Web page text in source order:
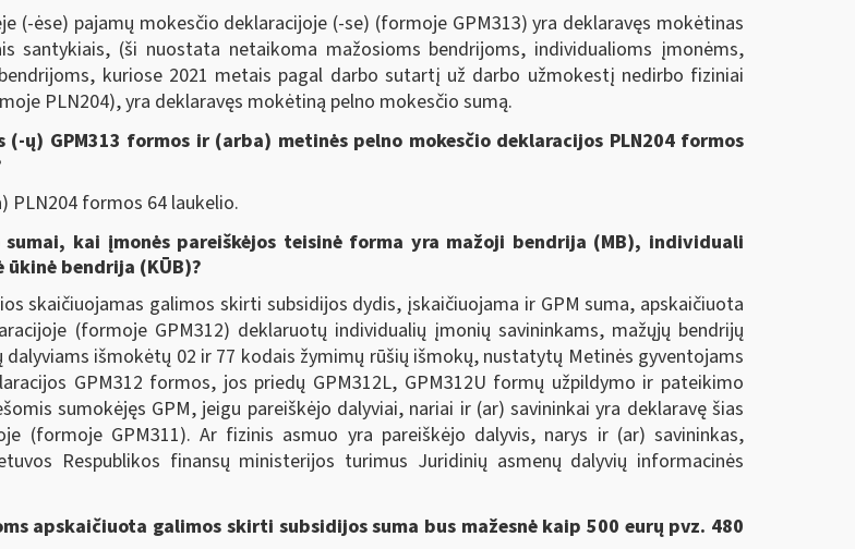
(-ėse) pajamų mokesčio deklaracijoje (-se) (formoje GPM313) yra deklaravęs mokėtinas
santykiais, (ši nuostata netaikoma mažosioms bendrijoms, individualioms įmonėms,
kuriose 2021 metais pagal darbo sutartį už darbo užmokestį nedirbo fiziniai
PLN204), yra deklaravęs mokėtiną pelno mokesčio sumą.
ų) GPM313 formos ir (arba) metinės pelno mokesčio deklaracijos PLN204 formos
PLN204 formos 64 laukelio.
kai įmonės pareiškėjos teisinė forma yra mažoji bendrija (MB), individuali
bendrija (KŪB)?
skaičiuojamas galimos skirti subsidijos dydis, įskaičiuojama ir GPM suma, apskaičiuota
(formoje GPM312) deklaruotų individualių įmonių savininkams, mažųjų bendrijų
išmokėtų 02 ir 77 kodais žymimų rūšių išmokų, nustatytų Metinės gyventojams
GPM312 formos, jos priedų GPM312L, GPM312U formų užpildymo ir pateikimo
sumokėjęs GPM, jeigu pareiškėjo dalyviai, nariai ir (ar) savininkai yra deklaravę šias
(formoje GPM311). Ar fizinis asmuo yra pareiškėjo dalyvis, narys ir (ar) savininkas,
Respublikos finansų ministerijos turimus Juridinių asmenų dalyvių informacinės
apskaičiuota galimos skirti subsidijos suma bus mažesnė kaip 500 eurų pvz. 480